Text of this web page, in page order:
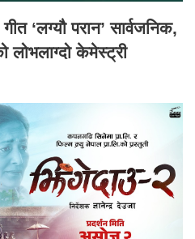
गीत ‘लग्यौ परान’ सार्वजनिक,
लोभलाग्दो केमेस्ट्री